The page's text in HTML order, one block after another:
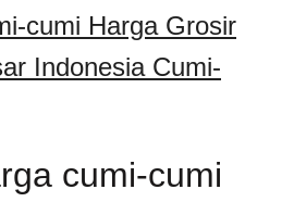
cumi Harga Grosir
Indonesia Cumi-
cumi-cumi